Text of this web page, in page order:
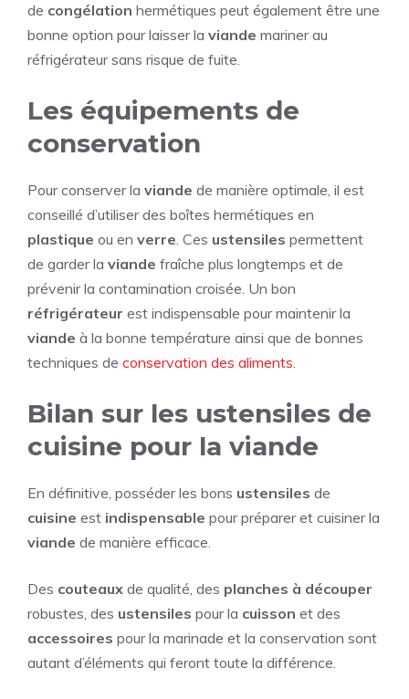
de congélation hermétiques peut également être une
bonne option pour laisser la viande mariner au
réfrigérateur sans risque de fuite.
Les équipements de
conservation
Pour conserver la viande de manière optimale, il est
conseillé d’utiliser des boîtes hermétiques en
plastique ou en verre. Ces ustensiles permettent
de garder la viande fraîche plus longtemps et de
prévenir la contamination croisée. Un bon
réfrigérateur est indispensable pour maintenir la
viande à la bonne température ainsi que de bonnes
techniques de conservation des aliments.
Bilan sur les ustensiles de
cuisine pour la viande
En définitive, posséder les bons ustensiles de
cuisine est indispensable pour préparer et cuisiner la
viande de manière efficace.
Des couteaux de qualité, des planches à découper
robustes, des ustensiles pour la cuisson et des
accessoires pour la marinade et la conservation sont
autant d’éléments qui feront toute la différence.